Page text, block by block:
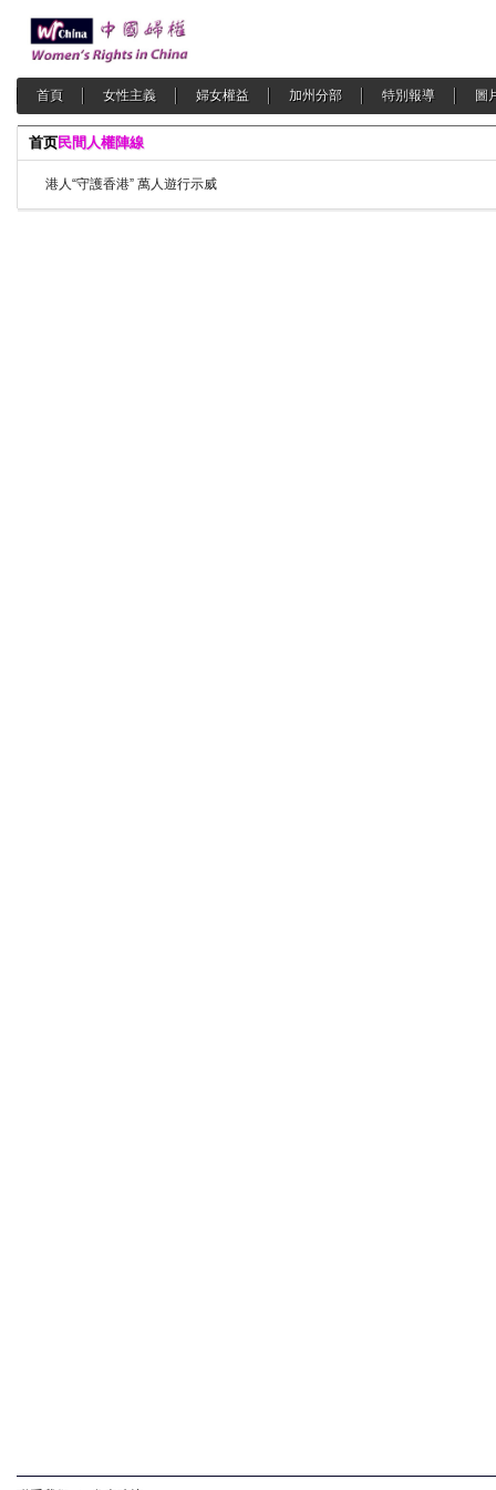
首頁 女性主義 婦女權益 加州分部 特別報導 圖
首页民間人權陣線
港人“守護香港” 萬人遊行示威